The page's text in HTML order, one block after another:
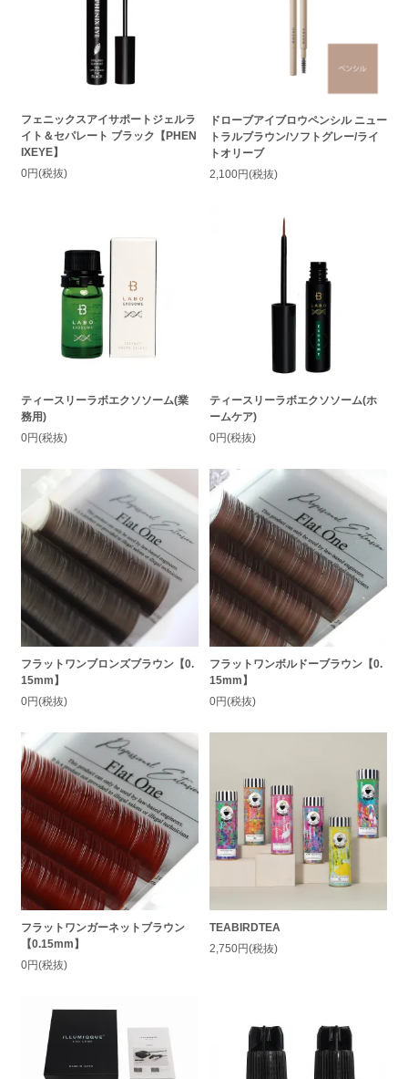
フェニックスアイサポートジェルラ
イト＆セパレート ブラック【PHEN
IXEYE】
0円(税抜)
ドローブアイブロウペンシル ニュー
トラルブラウン/ソフトグレー/ライ
トオリーブ
2,100円(税抜)
ティースリーラボエクソソーム(業
務用)
0円(税抜)
ティースリーラボエクソソーム(ホ
ームケア)
0円(税抜)
フラットワンブロンズブラウン【0.
15mm】
0円(税抜)
フラットワンボルドーブラウン【0.
15mm】
0円(税抜)
フラットワンガーネットブラウン
【0.15mm】
0円(税抜)
TEABIRDTEA
2,750円(税抜)